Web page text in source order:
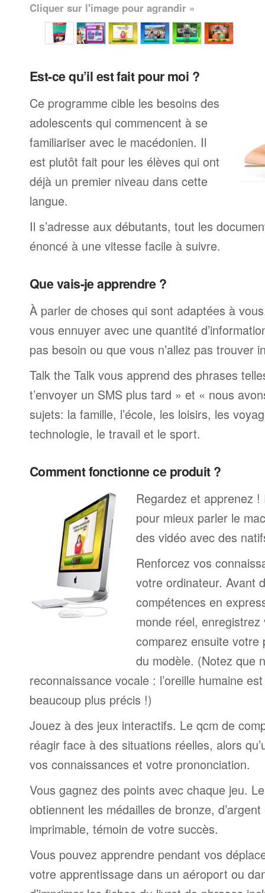
Cliquer sur l'image pour agrandir »
Est-ce qu’il est fait pour moi ?
Ce programme cible les besoins des
adolescents qui commencent à se
familiariser avec le macédonien. Il
est plutôt fait pour les élèves qui ont
déjà un premier niveau dans cette
langue.
Il s’adresse aux débutants, tout les
énoncé à une vitesse facile à suivre.
Que vais-je apprendre ?
À parler de choses qui sont adaptées à
vous ennuyer avec une quantité
pas besoin ou que vous n’allez pas trouver
Talk the Talk vous apprend des phrases
t’envoyer un SMS plus tard » et « nous
sujets: la famille, l’école, les loisirs, les
technologie, le travail et le sport.
Comment fonctionne ce produit ?
Regardez et apprenez
pour mieux parler le
des vidéo avec des
Renforcez vos
votre ordinateur. Avant
compétences en
monde réel,
comparez ensuite votre
du modèle. (Notez que
reconnaissance vocale : l’oreille humaine
beaucoup plus précis !)
Jouez à des jeux interactifs. Le qcm de
réagir face à des situations réelles, alors
vos connaissances et votre prononciation.
Vous gagnez des points avec chaque jeu.
obtiennent les médailles de bronze,
imprimable, témoin de votre succès.
Vous pouvez apprendre pendant vos
votre apprentissage dans un aéroport ou